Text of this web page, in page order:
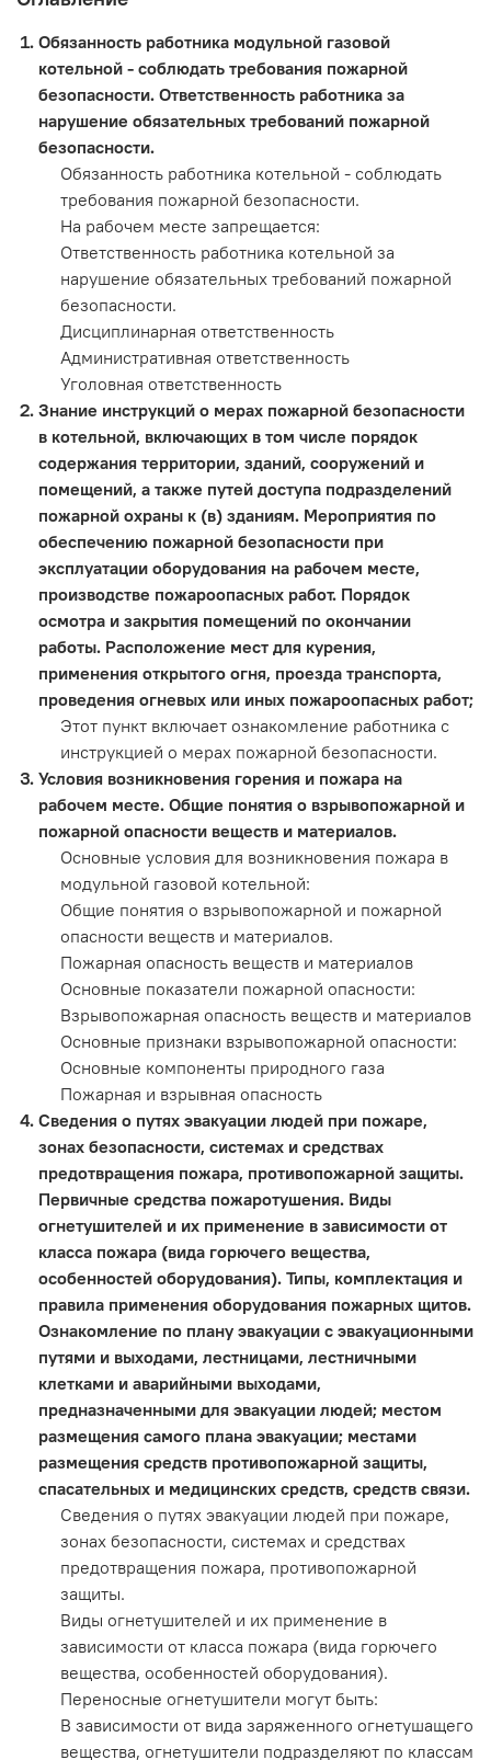
Обязанность работника модульной газовой
котельной - соблюдать требования пожарной
безопасности. Ответственность работника за
нарушение обязательных требований пожарной
безопасности.
Обязанность работника котельной - соблюдать
требования пожарной безопасности.
На рабочем месте запрещается:
Ответственность работника котельной за
нарушение обязательных требований пожарной
безопасности.
Дисциплинарная ответственность
Административная ответственность
Уголовная ответственность
Знание инструкций о мерах пожарной безопасности
в котельной, включающих в том числе порядок
содержания территории, зданий, сооружений и
помещений, а также путей доступа подразделений
пожарной охраны к (в) зданиям. Мероприятия по
обеспечению пожарной безопасности при
эксплуатации оборудования на рабочем месте,
производстве пожароопасных работ. Порядок
осмотра и закрытия помещений по окончании
работы. Расположение мест для курения,
применения открытого огня, проезда транспорта,
проведения огневых или иных пожароопасных работ;
Этот пункт включает ознакомление работника с
инструкцией о мерах пожарной безопасности.
Условия возникновения горения и пожара на
рабочем месте. Общие понятия о взрывопожарной и
пожарной опасности веществ и материалов.
Основные условия для возникновения пожара в
модульной газовой котельной:
Общие понятия о взрывопожарной и пожарной
опасности веществ и материалов.
Пожарная опасность веществ и материалов
Основные показатели пожарной опасности:
Взрывопожарная опасность веществ и материалов
Основные признаки взрывопожарной опасности:
Основные компоненты природного газа
Пожарная и взрывная опасность
Сведения о путях эвакуации людей при пожаре,
зонах безопасности, системах и средствах
предотвращения пожара, противопожарной защиты.
Первичные средства пожаротушения. Виды
огнетушителей и их применение в зависимости от
класса пожара (вида горючего вещества,
особенностей оборудования). Типы, комплектация и
правила применения оборудования пожарных щитов.
Ознакомление по плану эвакуации с эвакуационными
путями и выходами, лестницами, лестничными
клетками и аварийными выходами,
предназначенными для эвакуации людей; местом
размещения самого плана эвакуации; местами
размещения средств противопожарной защиты,
спасательных и медицинских средств, средств связи.
Сведения о путях эвакуации людей при пожаре,
зонах безопасности, системах и средствах
предотвращения пожара, противопожарной
защиты.
Виды огнетушителей и их применение в
зависимости от класса пожара (вида горючего
вещества, особенностей оборудования).
Переносные огнетушители могут быть:
В зависимости от вида заряженного огнетушащего
вещества, огнетушители подразделяют по классам